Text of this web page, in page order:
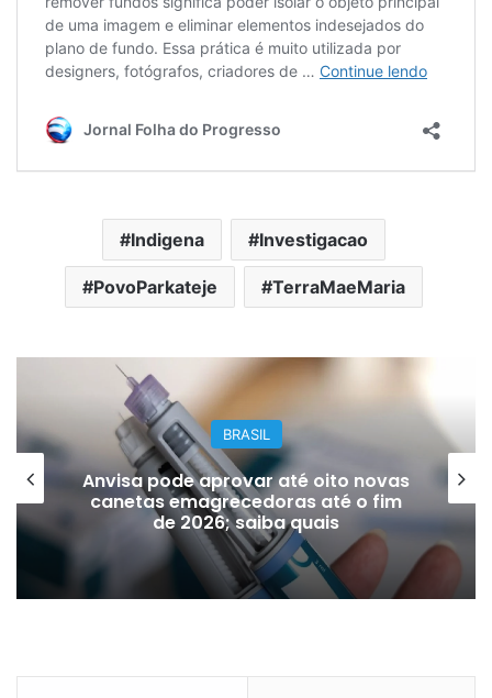
Indigena Investigacao
PovoParkateje TerraMaeMaria
BRASIL
Anvisa pode aprovar até oito novas
canetas emagrecedoras até o fim
de 2026; saiba quais